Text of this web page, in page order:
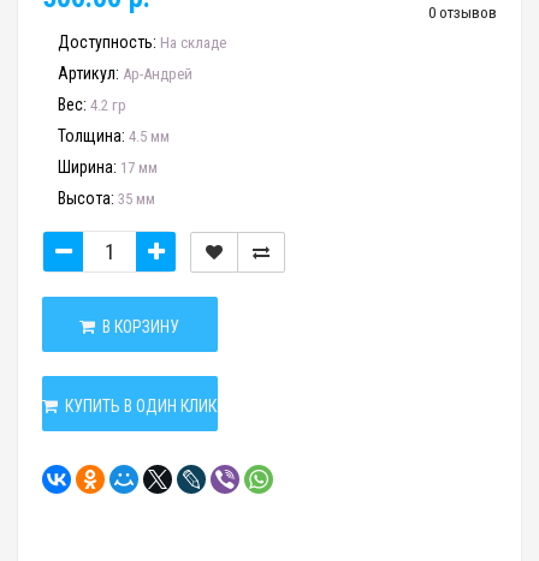
0 отзывов
Доступность: На складе
Артикул: Ар-Андрей
Вес: 4.2 гр
Толщина: 4.5 мм
Ширина: 17 мм
Высота: 35 мм
В КОРЗИНУ
КУПИТЬ В ОДИН КЛИК